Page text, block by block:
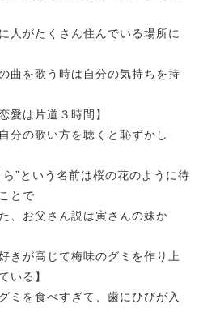
人がたくさん住んでいる場所に
曲を歌う時は自分の気持ちを持
愛は片道３時間】
分の歌い方を聴くと恥ずかし
ら”という名前は桜の花のように待
とで
、お父さん説は寅さんの妹か
きが高じて梅味のグミを作り上
いる】
ミを食べすぎて、歯にひびが入